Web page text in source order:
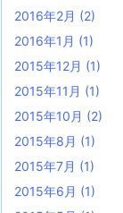
2016年2月 (2)
2016年1月 (1)
2015年12月 (1)
2015年11月 (1)
2015年10月 (2)
2015年8月 (1)
2015年7月 (1)
2015年6月 (1)